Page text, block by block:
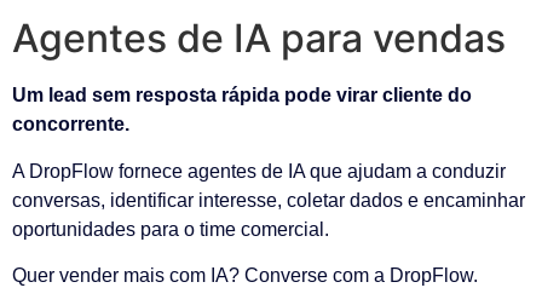
Agentes de IA para vendas
Um lead sem resposta rápida pode virar cliente do
concorrente.
A DropFlow fornece agentes de IA que ajudam a conduzir
conversas, identificar interesse, coletar dados e encaminhar
oportunidades para o time comercial.
Quer vender mais com IA? Converse com a DropFlow.